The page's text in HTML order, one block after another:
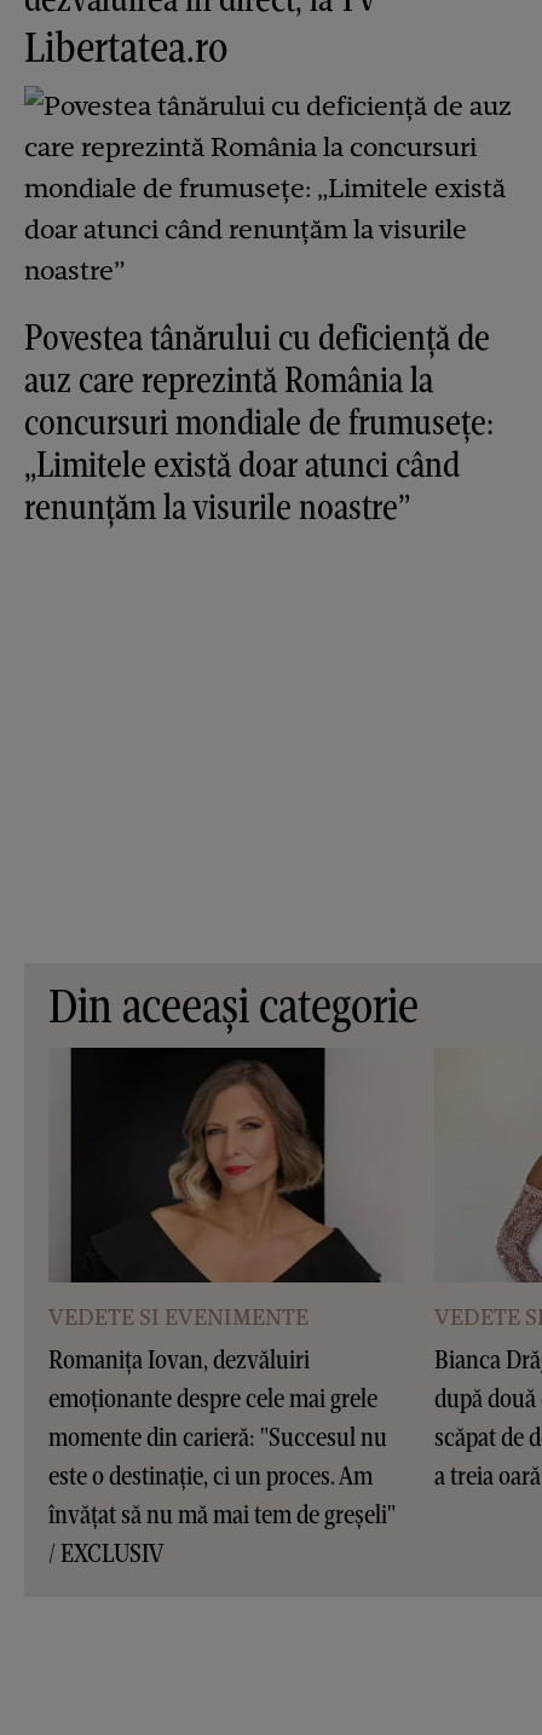
Libertatea.ro
Povestea tânărului cu deficiență de
auz care reprezintă România la
concursuri mondiale de frumusețe:
„Limitele există doar atunci când
renunțăm la visurile noastre”
Din aceeași categorie
VEDETE SI EVENIMENTE
Romanița Iovan, dezvăluiri
emoționante despre cele mai grele
momente din carieră: "Succesul nu
este o destinație, ci un proces. Am
învățat să nu mă mai tem de greșeli"
/ EXCLUSIV
VEDETE
Bianca
după
scăpat de
a treia